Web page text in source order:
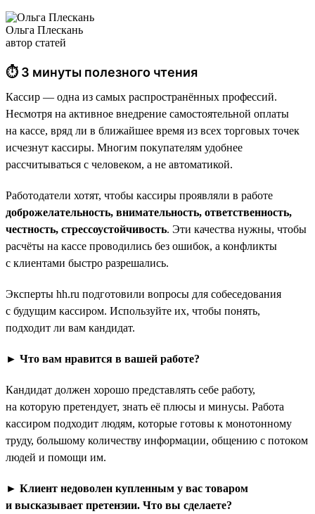
Ольга Плескань
автор статей
⏱ 3 минуты полезного чтения
Кассир — одна из самых распространённых профессий.
Несмотря на активное внедрение самостоятельной оплаты
на кассе, вряд ли в ближайшее время из всех торговых точек
исчезнут кассиры. Многим покупателям удобнее
рассчитываться с человеком, а не автоматикой.
Работодатели хотят, чтобы кассиры проявляли в работе
доброжелательность, внимательность, ответственность,
честность, стрессоустойчивость. Эти качества нужны, чтобы
расчёты на кассе проводились без ошибок, а конфликты
с клиентами быстро разрешались.
Эксперты hh.ru подготовили вопросы для собеседования
с будущим кассиром. Используйте их, чтобы понять,
подходит ли вам кандидат.
► Что вам нравится в вашей работе?
Кандидат должен хорошо представлять себе работу,
на которую претендует, знать её плюсы и минусы. Работа
кассиром подходит людям, которые готовы к монотонному
труду, большому количеству информации, общению с потоком
людей и помощи им.
► Клиент недоволен купленным у вас товаром
и высказывает претензии. Что вы сделаете?